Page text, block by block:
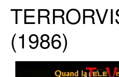
(1986)